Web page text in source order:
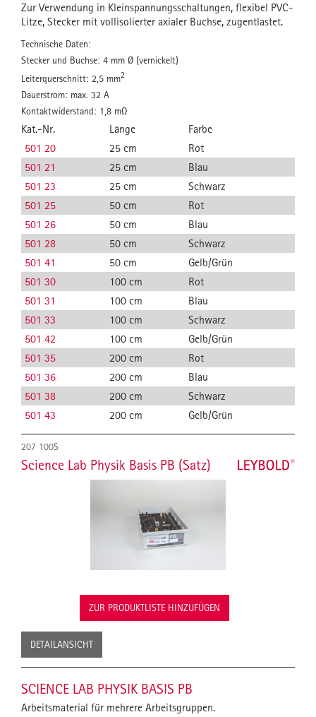
Zur Verwendung in Kleinspannungsschaltungen, flexibel PVC-
Litze, Stecker mit vollisolierter axialer Buchse, zugentlastet.
Technische Daten:
Stecker und Buchse: 4 mm Ø (vernickelt)
Leiterquerschnitt: 2,5 mm2
Dauerstrom: max. 32 A
Kontaktwiderstand: 1,8 mΩ
Kat.-Nr. Länge
Farbe
501 20
25 cm
Rot
501 21
25 cm
Blau
501 23
25 cm
Schwarz
501 25
50 cm
Rot
501 26
50 cm
Blau
501 28
50 cm
Schwarz
501 41
50 cm
Gelb/Grün
501 30
100 cm
Rot
501 31
100 cm
Blau
501 33
100 cm
Schwarz
501 42
100 cm
Gelb/Grün
501 35
200 cm
Rot
501 36
200 cm
Blau
501 38
200 cm
Schwarz
501 43
200 cm Gelb/Grün
207 100S
Science Lab Physik Basis PB (Satz)
ZUR PRODUKTLISTE HINZUFÜGEN
DETAILANSICHT
SCIENCE LAB PHYSIK BASIS PB
Arbeitsmaterial für mehrere Arbeitsgruppen.